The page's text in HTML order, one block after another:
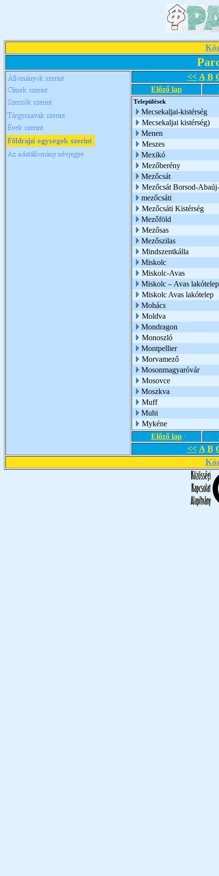
<< A B
Előző lap
Települések
Mecsekaljai-kistérség
Mecsekaljai kistérség)
Menen
Meszes
Mexikó
Mezőberény
Mezőcsát
Mezőcsát Borsod-
mezőcsáti
Mezőcsáti Kistérség
Mezőföld
Mezősas
Mezőszilas
Mindszentkálla
Miskolc
Miskolc-Avas
Miskolc – Avas lakótelep
Miskolc Avas lakótelep
Mohács
Moldva
Mondragon
Monoszló
Montpellier
Morvamező
Mosonmagyaróvár
Mosovce
Moszkva
Muff
Muhi
Mykéne
Előző lap
<< A B